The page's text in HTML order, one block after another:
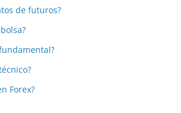
de futuros?
Forex?